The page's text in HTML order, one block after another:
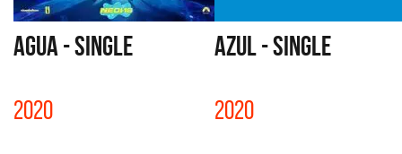
AGUA - SINGLE
2020
AZUL - SINGLE
2020